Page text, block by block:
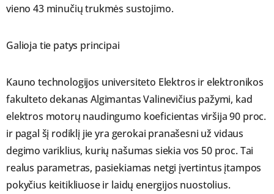
vieno 43 minučių trukmės sustojimo.
Galioja tie patys principai
Kauno technologijos universiteto Elektros ir elektronikos
fakulteto dekanas Algimantas Valinevičius pažymi, kad
elektros motorų naudingumo koeficientas viršija 90 proc.
ir pagal šį rodiklį jie yra gerokai pranašesni už vidaus
degimo variklius, kurių našumas siekia vos 50 proc. Tai
realus parametras, pasiekiamas netgi įvertintus įtampos
pokyčius keitikliuose ir laidų energijos nuostolius.